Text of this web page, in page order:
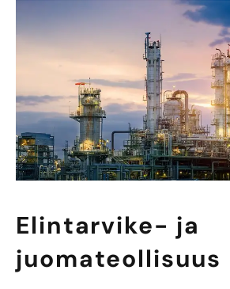
Elintarvike- ja
juomateollisuus